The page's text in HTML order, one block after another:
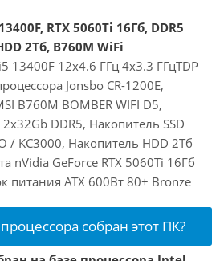
RTX 5060Ti 16Гб, DDR5
2Тб, B760M WiFi
13400F 12x4.6 ГГц 4x3.3 ГГцTDP
Jonsbo CR-1200E,
B760M BOMBER WIFI D5,
DDR5, Накопитель SSD
/ KC3000, Накопитель HDD 2Тб
nVidia GeForce RTX 5060Ti 16Гб
питания ATX 600Вт 80+ Bronze
собран этот ПК?